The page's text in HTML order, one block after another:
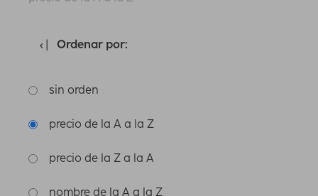
Ordenar por:
sin orden
precio de la A a la Z
precio de la Z a la A
nombre de la A a la Z